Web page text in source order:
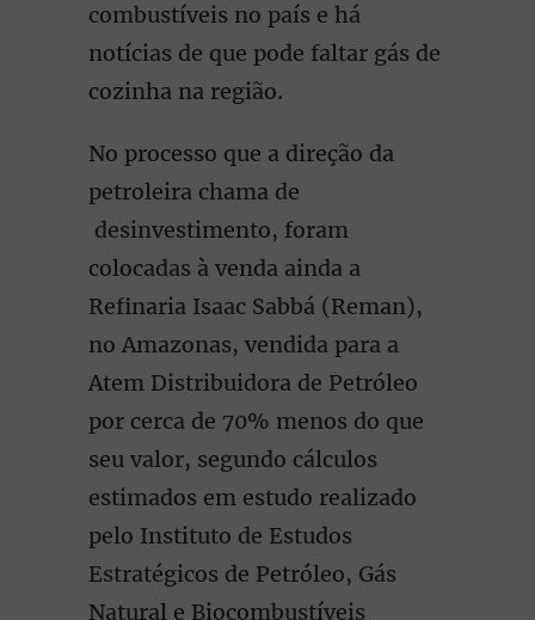
combustíveis no país e há
notícias de que pode faltar gás de
cozinha na região.
No processo que a direção da
petroleira chama de
desinvestimento, foram
colocadas à venda ainda a
Refinaria Isaac Sabbá (Reman),
no Amazonas, vendida para a
Atem Distribuidora de Petróleo
por cerca de 70% menos do que
seu valor, segundo cálculos
estimados em estudo realizado
pelo Instituto de Estudos
Estratégicos de Petróleo, Gás
Natural e Biocombustíveis